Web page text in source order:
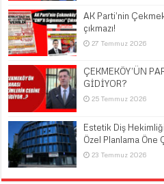
AK Parti’nin
çıkmazı!
27 Temmuz 2026
ÇEKMEKÖY’ÜN
GİDİYOR?
25 Temmuz 2026
Estetik Diş
Özel Planlama Öne
23 Temmuz 2026